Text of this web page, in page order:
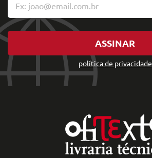
política de privacidade
ASSINAR